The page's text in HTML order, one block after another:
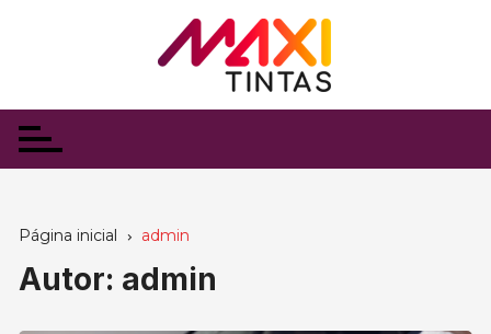
Página inicial admin
Autor: admin